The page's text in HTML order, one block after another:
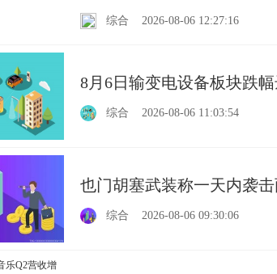
综合 2026-08-06 12:27:16
8月6日输变电设备板块跌幅
综合 2026-08-06 11:03:54
也门胡塞武装称一天内袭
综合 2026-08-06 09:30:06